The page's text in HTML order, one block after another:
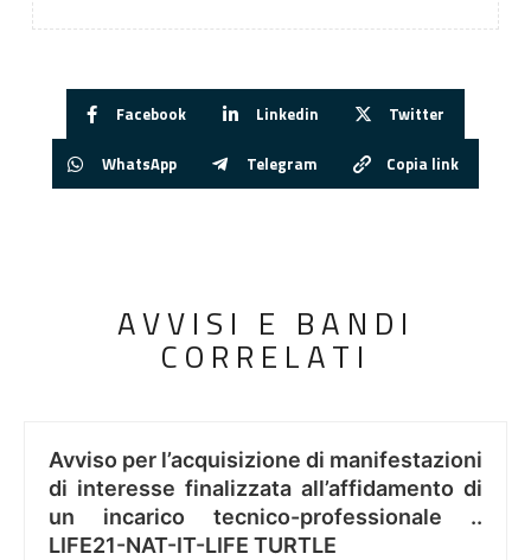
Facebook Linkedin Twitter
WhatsApp Telegram Copia link
AVVISI E BANDI
CORRELATI
Avviso per l’acquisizione di manifestazioni
di interesse finalizzata all’affidamento di
un incarico tecnico-professionale ..
LIFE21-NAT-IT-LIFE TURTLE